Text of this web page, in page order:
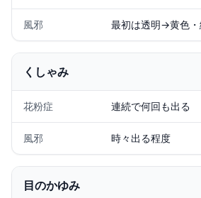
風邪 最初は透明→黄色
くしゃみ
花粉症 連続で何回も出る
風邪 時々出る程度
目のかゆみ